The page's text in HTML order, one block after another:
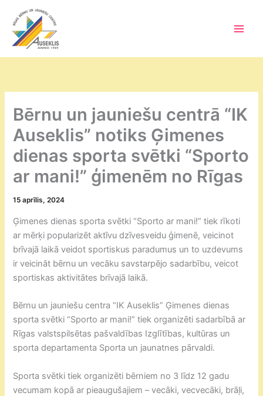
content
Bērnu un jauniešu centrā “IK
Auseklis” notiks Ģimenes
dienas sporta svētki “Sporto
ar mani!” ģimenēm no Rīgas
15 aprīlis, 2024
Ģimenes dienas sporta svētki “Sporto ar mani!” tiek rīkoti
ar mērķi popularizēt aktīvu dzīvesveidu ģimenē, veicinot
brīvajā laikā veidot sportiskus paradumus un to uzdevums
ir veicināt bērnu un vecāku savstarpējo sadarbību, veicot
sportiskas aktivitātes brīvajā laikā.
Bērnu un jauniešu centra “IK Auseklis” Ģimenes dienas
sporta svētki “Sporto ar mani!” tiek organizēti sadarbībā ar
Rīgas valstspilsētas pašvaldības Izglītības, kultūras un
sporta departamenta Sporta un jaunatnes pārvaldi.
Sporta svētki tiek organizēti bērniem no 3 līdz 12 gadu
vecumam kopā ar pieaugušajiem – vecāki, vecvecāki, brāļi,